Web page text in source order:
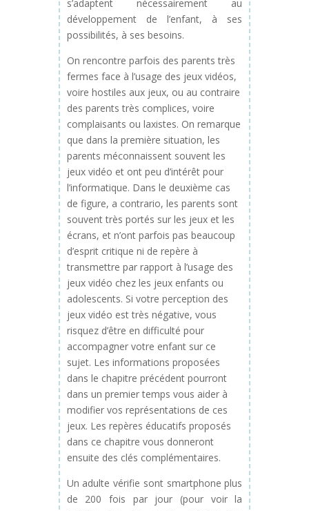
s’adaptent nécessairement au
développement de l’enfant, à ses
possibilités, à ses besoins.
On rencontre parfois des parents très
fermes face à l’usage des jeux vidéos,
voire hostiles aux jeux, ou au contraire
des parents très complices, voire
complaisants ou laxistes. On remarque
que dans la première situation, les
parents méconnaissent souvent les
jeux vidéo et ont peu d’intérêt pour
l’informatique. Dans le deuxième cas
de figure, a contrario, les parents sont
souvent très portés sur les jeux et les
écrans, et n’ont parfois pas beaucoup
d’esprit critique ni de repère à
transmettre par rapport à l’usage des
jeux vidéo chez les jeux enfants ou
adolescents. Si votre perception des
jeux vidéo est très négative, vous
risquez d’être en difficulté pour
accompagner votre enfant sur ce
sujet. Les informations proposées
dans le chapitre précédent pourront
dans un premier temps vous aider à
modifier vos représentations de ces
jeux. Les repères éducatifs proposés
dans ce chapitre vous donneront
ensuite des clés complémentaires.
Un adulte vérifie sont smartphone plus
de 200 fois par jour (pour voir la